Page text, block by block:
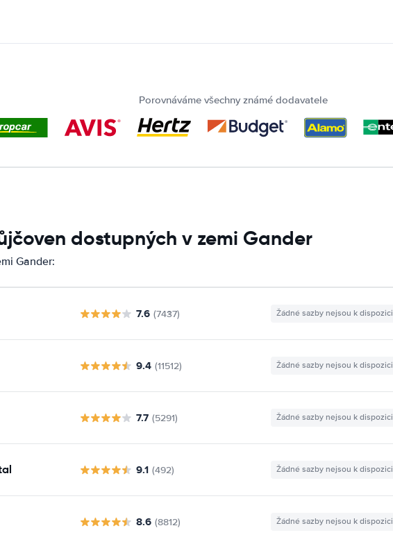
Porovnáváme všechny známé dodavatele
dostupných v zemi Gander
Gander:
7.6 (7437) Žádné sazby nejsou k dispozici
9.4 (11512) Žádné sazby nejsou k dispozici
7.7 (5291) Žádné sazby nejsou k dispozici
9.1 (492) Žádné sazby nejsou k dispozici
8.6 (8812) Žádné sazby nejsou k dispozici